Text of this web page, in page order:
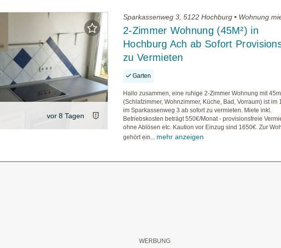
vor 8 Tagen
Sparkassenweg 3, 5122 Hochburg • Wohnung
2-Zimmer Wohnung (45M²) in
Hochburg Ach ab Sofort
zu Vermieten
Garten
Hallo zusammen, eine ruhige 2-Zimmer Wohnung mit
(Schlafzimmer, Wohnzimmer, Küche, Bad, Vorraum) ist im
im Sparkassenweg 3 ab sofort zu vermieten. Miete inkl.
Betriebskosten beträgt 550€/Monat - provisionsfreie
ohne Ablösen etc. Kaution vor Einzug sind 1650€. Zur
gehört ein... mehr anzeigen